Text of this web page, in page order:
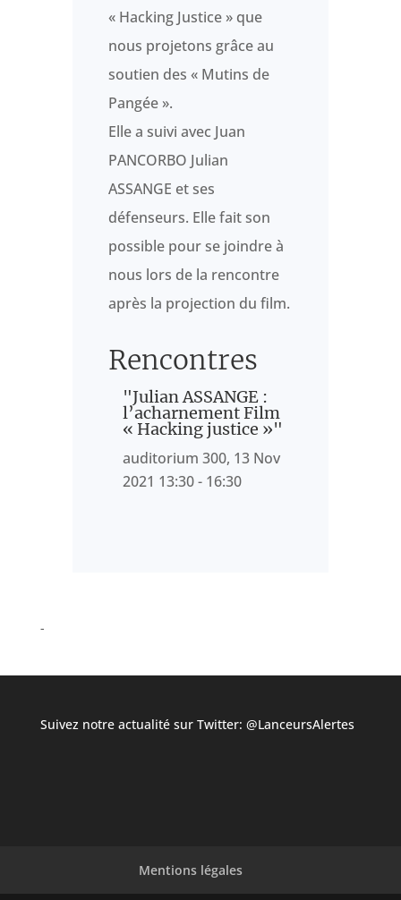
« Hacking Justice » que
nous projetons grâce au
soutien des « Mutins de
Pangée ».
Elle a suivi avec Juan
PANCORBO Julian
ASSANGE et ses
défenseurs. Elle fait son
possible pour se joindre à
nous lors de la rencontre
après la projection du film.
Rencontres
"Julian ASSANGE :
l’acharnement Film
« Hacking justice »"
auditorium 300, 13 Nov
2021 13:30 - 16:30
Suivez notre actualité sur Twitter: @LanceursAlertes
Mentions légales